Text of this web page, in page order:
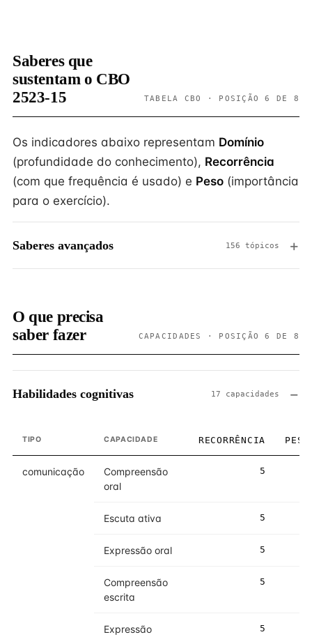
Saberes que
sustentam o CBO
2523-15
TABELA CBO · POSIÇÃO 6 DE 8
Os indicadores abaixo representam Domínio
(profundidade do conhecimento), Recorrência
(com que frequência é usado) e Peso (importância
para o exercício).
Saberes avançados 156 tópicos
O que precisa
saber fazer
CAPACIDADES · POSIÇÃO 6 DE 8
Habilidades cognitivas 17 capacidades
TIPO CAPACIDADE RECORRÊNCIA PESO
comunicação
Compreensão
oral
5
Escuta ativa 5
Expressão oral 5
Compreensão
escrita
5
Expressão
5